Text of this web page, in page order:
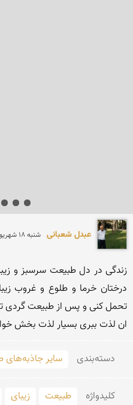
عبدل شعبانی شنبه 18 شهريور 1396 | 9 سال پیش
ان لذت ببری بسیار لذت بخش
دسته‌بندی سایر جاذبه‌های
کلید‌واژه طبیعت زیبای